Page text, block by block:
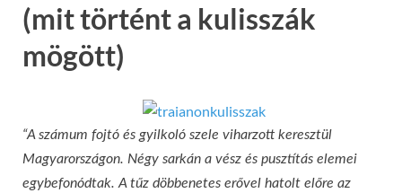
(mit történt a kulisszák
mögött)
“A számum fojtó és gyilkoló szele viharzott keresztül
Magyarországon. Négy sarkán a vész és pusztítás elemei
egybefonódtak. A tűz döbbenetes erővel hatolt előre az